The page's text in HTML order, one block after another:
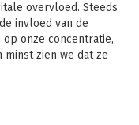
overvloed. Steeds
invloed van de
onze concentratie,
minst zien we dat ze
en praktische